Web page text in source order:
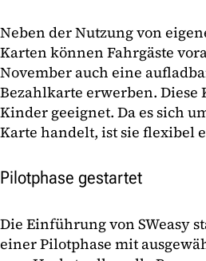
Neben der Nutzung von
Karten können Fahrgäste
November auch eine
Bezahlkarte erwerben. Diese
Kinder geeignet. Da es sich
Karte handelt, ist sie flexibel
Pilotphase gestartet
Die Einführung von SWeasy
einer Pilotphase mit